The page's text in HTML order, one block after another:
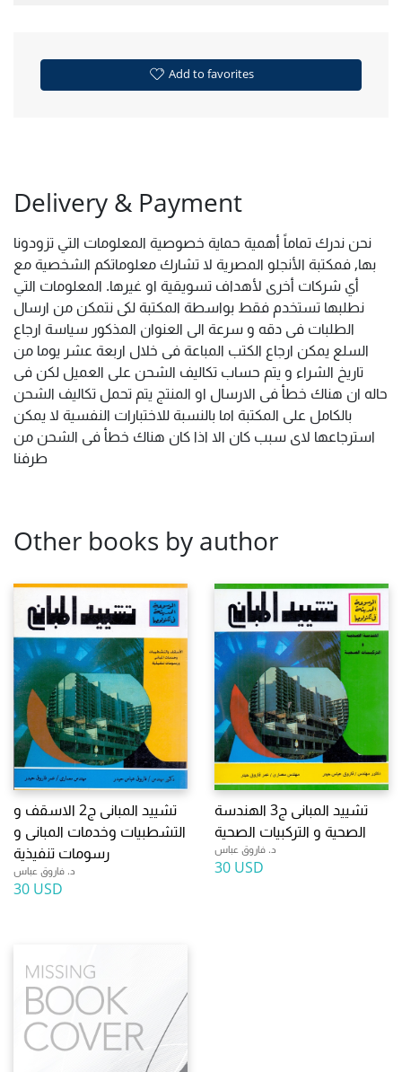
Add to favorites
Delivery & Payment
نحن ندرك تماماً أهمية حماية خصوصية المعلومات التي تزودونا
بها, فمكتبة الأنجلو المصرية لا تشارك معلوماتكم الشخصية مع
أي شركات أخرى لأهداف تسويقية او غيرها. المعلومات التي
نطلبها تستخدم فقط بواسطة المكتبة لكى نتمكن من ارسال
الطلبات فى دقه و سرعة الى العنوان المذكور سياسة ارجاع
السلع يمكن ارجاع الكتب المباعة فى خلال اربعة عشر يوما من
تاريخ الشراء و يتم حساب تكاليف الشحن على العميل لكن فى
حاله ان هناك خطأ فى الارسال او المنتج يتم تحمل تكاليف الشحن
بالكامل على المكتبة اما بالنسبة للاختبارات النفسية لا يمكن
استرجاعها لاى سبب كان الا اذا كان هناك خطأ فى الشحن من
طرفنا
Other books by author
تشييد المبانى ج2 الاسقف و
التشطبيات وخدمات المبانى و
رسومات تنفيذية
د. فاروق عباس
30 USD
تشييد المبانى ج3 الهندسة
الصحية و التركبيات الصحية
د. فاروق عباس
30 USD